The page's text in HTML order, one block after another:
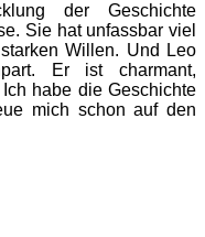
der Geschichte
Sie hat unfassbar viel
Willen. Und Leo
Er ist charmant,
habe die Geschichte
mich schon auf den